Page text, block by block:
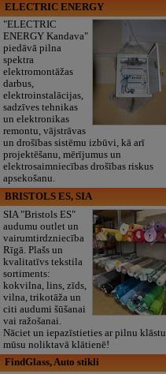
ELECTRIC ENERGY
"ELECTRIC
ENERGY Kandava"
piedāvā pilna
spektra
elektromontāžas
darbus,
elektroinstalācijas,
sadzīves tehnikas
un elektronikas
remontu, vājstrāvas
un drošības sistēmu izbūvi, kā arī
projektēšanu, mērījumus un
elektrosaimniecības drošības riskus
apsekošanu.
BRISTOLS ES, SIA
SIA "Bristols ES"
audumu outlet un
vairumtirdzniecība
Rīgā. Plašs un
kvalitatīvs tekstila
sortiments:
kokvilna, lins, zīds,
vilna, trikotāža un
citi audumi šūšanai
vai ražošanai.
Nāciet un iepazīstieties ar pilnu klāstu
mūsu noliktavā klātienē!
FindGlass, Auto stikli